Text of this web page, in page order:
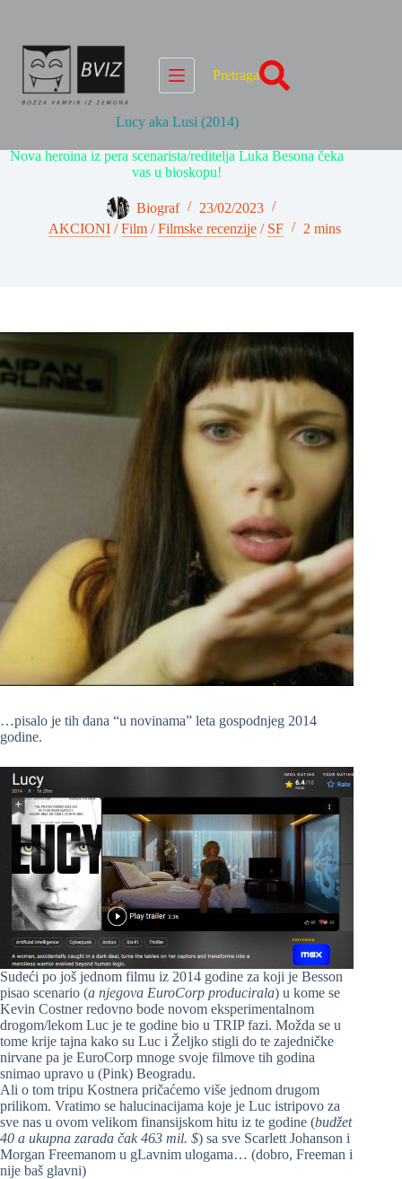
Pretraga
Lucy aka Lusi (2014)
Nova heroina iz pera scenarista/reditelja Luka Besona čeka
vas u bioskopu!
Biograf
23/02/2023
AKCIONI /Film /Filmske recenzije / SF 2 mins
…pisalo je tih dana “u novinama” leta gospodnjeg 2014
godine.
Sudeći po još jednom filmu iz 2014 godine za koji je Besson
pisao scenario (a njegova EuroCorp producirala) u kome se
Kevin Costner redovno bode novom eksperimentalnom
drogom/lekom Luc je te godine bio u TRIP fazi. Možda se u
tome krije tajna kako su Luc i Željko stigli do te zajedničke
nirvane pa je EuroCorp mnoge svoje filmove tih godina
snimao upravo u (Pink) Beogradu.
Ali o tom tripu Kostnera pričaćemo više jednom drugom
prilikom. Vratimo se halucinacijama koje je Luc istripovo za
sve nas u ovom velikom finansijskom hitu iz te godine (budžet
40 a ukupna zarada čak 463 mil. $) sa sve Scarlett Johanson i
Morgan Freemanom u gLavnim ulogama… (dobro, Freeman i
nije baš glavni)